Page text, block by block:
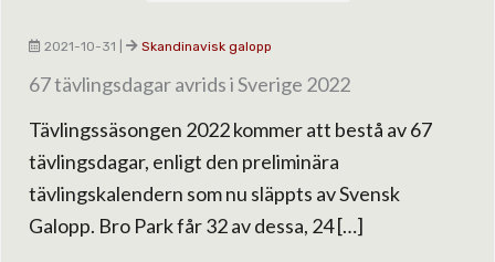
2021-10-31 Skandinavisk galopp
67 tävlingsdagar avrids i Sverige 2022
Tävlingssäsongen 2022 kommer att bestå av 67
tävlingsdagar, enligt den preliminära
tävlingskalendern som nu släppts av Svensk
Galopp. Bro Park får 32 av dessa, 24 […]